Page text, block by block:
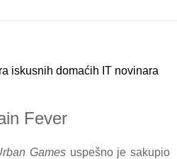
iskusnih domaćih IT novinara
Fever
Gamesuspešno je sakupio